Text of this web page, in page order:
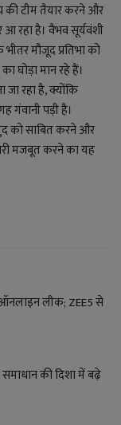
की टीम तैयार करने और
रहा है। वैभव सूर्यवंशी
मौजूद प्रतिभा को
घोड़ा मान रहे हैं।
रहा है, क्योंकि
गंवानी पड़ी है।
को साबित करने और
मजबूत करने का यह
लीक; ZEE5 से
की दिशा में बढ़े